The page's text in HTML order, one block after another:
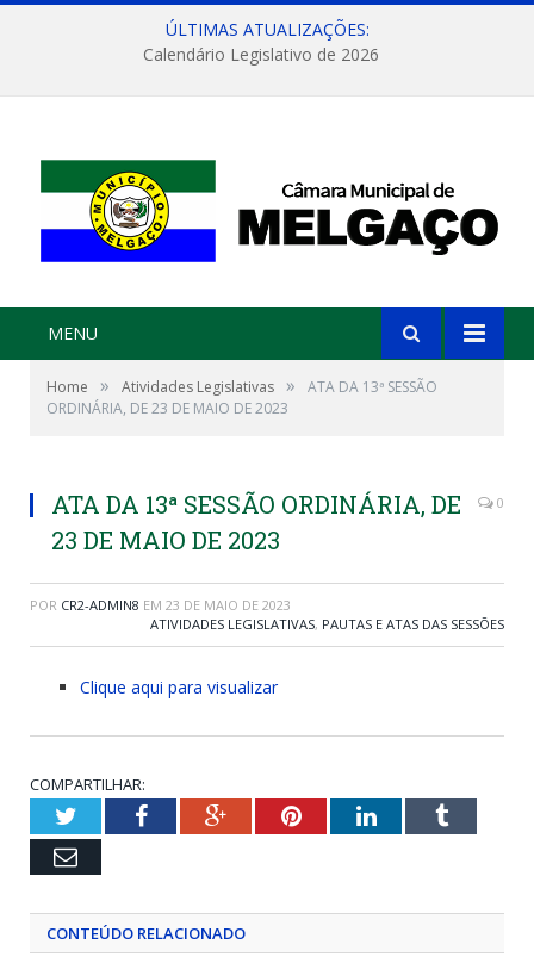
ÚLTIMAS ATUALIZAÇÕES:
Calendário Legislativo de 2026
MENU
Home » Atividades Legislativas »
ATA DA 13ª SESSÃO
ORDINÁRIA, DE 23 DE MAIO DE 2023
ATA DA 13ª SESSÃO ORDINÁRIA, DE
23 DE MAIO DE 2023
0
POR CR2-ADMIN8 EM 23 DE MAIO DE 2023
ATIVIDADES LEGISLATIVAS, PAUTAS E ATAS DAS SESSÕES
Clique aqui para visualizar
COMPARTILHAR:
TwitterFacebookGoogle+PinterestLinkedInTumblr
Email
CONTEÚDO RELACIONADO